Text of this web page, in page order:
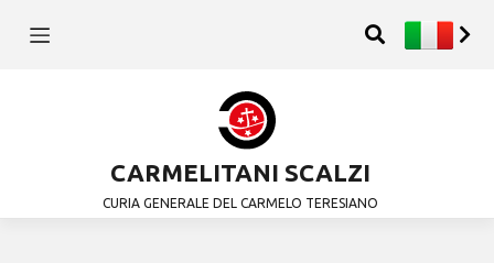
CARMELITANI SCALZI
CURIA GENERALE DEL CARMELO TERESIANO